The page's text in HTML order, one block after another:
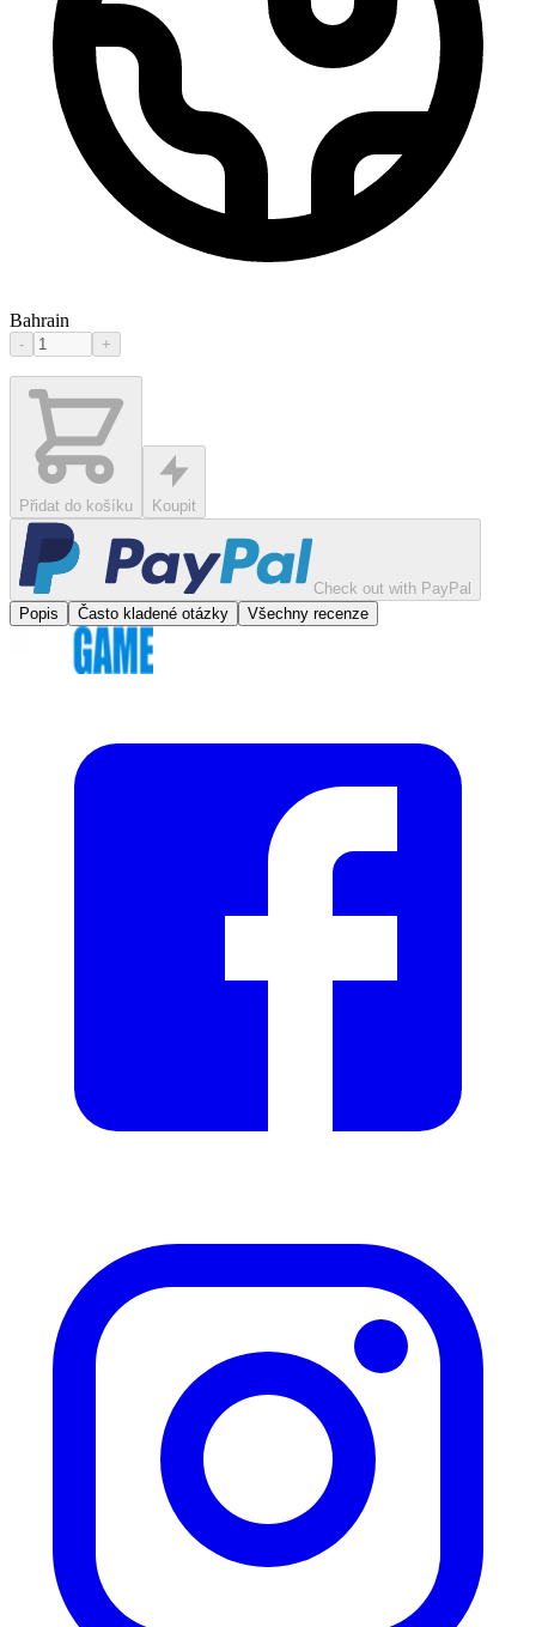
Bahrain
- +
Přidat do košíku Koupit
Check out with PayPal
Popis
Často kladené otázky Všechny recenze